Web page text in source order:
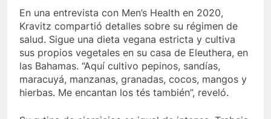
En una entrevista con Men’s Health en 2020,
Kravitz compartió detalles sobre su régimen de
salud. Sigue una dieta vegana estricta y cultiva
sus propios vegetales en su casa de Eleuthera, en
las Bahamas. “Aquí cultivo pepinos, sandías,
maracuyá, manzanas, granadas, cocos, mangos y
hierbas. Me encantan los tés también”, reveló.